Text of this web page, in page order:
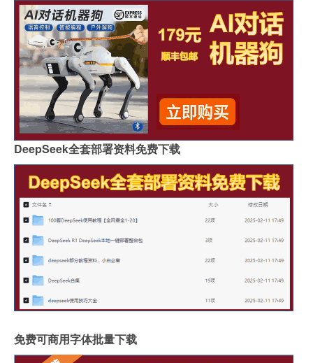
DeepSeek全套部署资料免费下载
免费可商用字体批量下载